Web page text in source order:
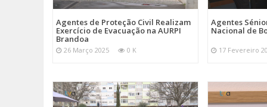
Agentes de Proteção Civil Realizam
Exercício de Evacuação na AURPI
Brandoa
26 Março 2025 0 K
Agentes
Nacional de
17 Fevereiro